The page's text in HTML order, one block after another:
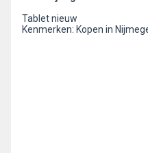
Tablet nieuw
Kenmerken: Kopen in